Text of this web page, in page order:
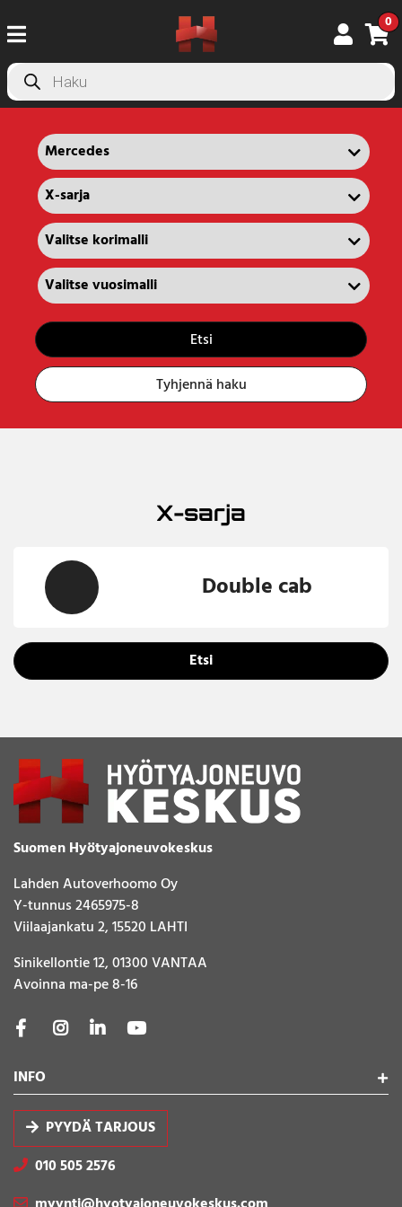
0
Products
search
Tyhjennä haku
Etsi
X-sarja
Double cab
Etsi
Suomen Hyötyajoneuvokeskus
Lahden Autoverhoomo Oy
Y-tunnus 2465975-8
Viilaajankatu 2, 15520 LAHTI
Sinikellontie 12, 01300 VANTAA
Avoinna ma-pe 8-16
INFO
PYYDÄ TARJOUS
010 505 2576